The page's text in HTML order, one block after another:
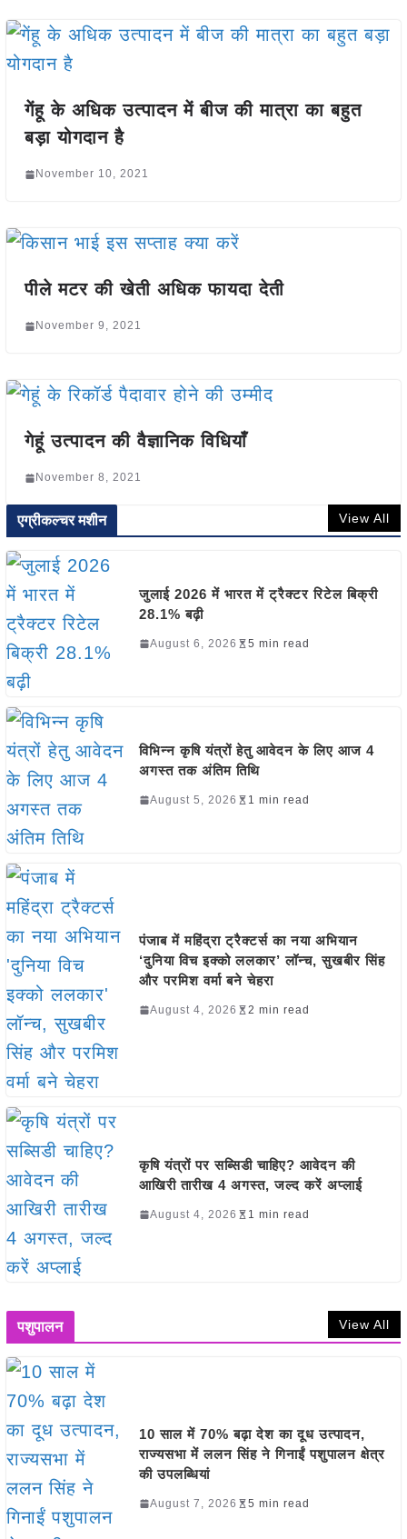
गेंहू के अधिक उत्पादन में बीज की मात्रा का बहुत
बड़ा योगदान है
November 10, 2021
पीले मटर की खेती अधिक फायदा देती
November 9, 2021
गेहूं उत्पादन की वैज्ञानिक विधियाँ
November 8, 2021
एग्रीकल्चर मशीन View All
जुलाई 2026 में भारत में ट्रैक्टर रिटेल बिक्री
28.1% बढ़ी
August 6, 2026 5 min read
विभिन्न कृषि यंत्रों हेतु आवेदन के लिए आज 4
अगस्त तक अंतिम तिथि
August 5, 2026 1 min read
पंजाब में महिंद्रा ट्रैक्टर्स का नया अभियान
‘दुनिया विच इक्को ललकार’ लॉन्च, सुखबीर सिंह
और परमिश वर्मा बने चेहरा
August 4, 2026 2 min read
कृषि यंत्रों पर सब्सिडी चाहिए? आवेदन की
आखिरी तारीख 4 अगस्त, जल्द करें अप्लाई
August 4, 2026 1 min read
पशुपालन View All
10 साल में 70% बढ़ा देश का दूध उत्पादन,
राज्यसभा में ललन सिंह ने गिनाईं पशुपालन क्षेत्र
की उपलब्धियां
August 7, 2026 5 min read